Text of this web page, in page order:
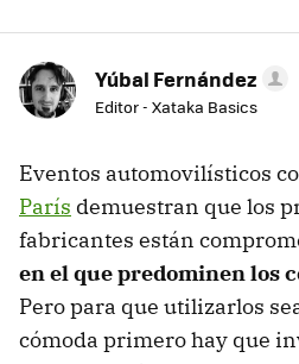
Yúbal Fernández
Editor - Xataka Basics
Eventos automovilísticos
París demuestran que los
fabricantes están
en el que predominen los
Pero para que utilizarlos
cómoda primero hay que